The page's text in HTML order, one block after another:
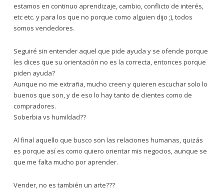
estamos en continuo aprendizaje, cambio, conflicto de interés,
etc etc. y para los que no porque como alguien dijo ;), todos
somos vendedores.
Seguiré sin entender aquel que pide ayuda y se ofende porque
les dices que su orientación no es la correcta, entonces porque
piden ayuda?
Aunque no me extraña, mucho creen y quieren escuchar solo lo
buenos que son, y de eso lo hay tanto de clientes como de
compradores.
Soberbia vs humildad??
Al final aquello que busco son las relaciones humanas, quizás
es porque así es como quiero orientar mis negocios, aunque se
que me falta mucho por aprender.
Vender, no es también un arte???